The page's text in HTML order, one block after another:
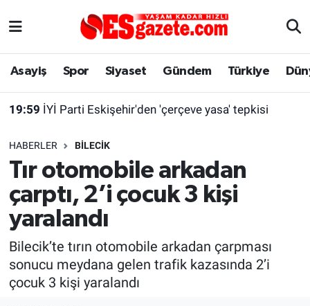
Asayiş Spor Siyaset Gündem Türkiye
19:59 İYİ Parti Eskişehir'den 'çerçeve yasa' tepkisi
HABERLER BILECIK
Tır otomobile arkadan
çarptı, 2’i çocuk 3 kişi
yaralandı
Bilecik’te tırın otomobile arkadan çarpması
sonucu meydana gelen trafik kazasında 2’i
çocuk 3 kişi yaralandı
Asayiş
Gündem
Türkiye
Dünya
Sağlık
Yaşam
Eskişehirspor Arşivi
Eskişehir Arşivi
Röportaj
Ekonomi
Eskişehir Nöbetçi Eczaneler
Süper Lig Puan Durumu ve Fikstür
Tüm Manşetler
Son Dakika Haberleri
Haber Arşivi